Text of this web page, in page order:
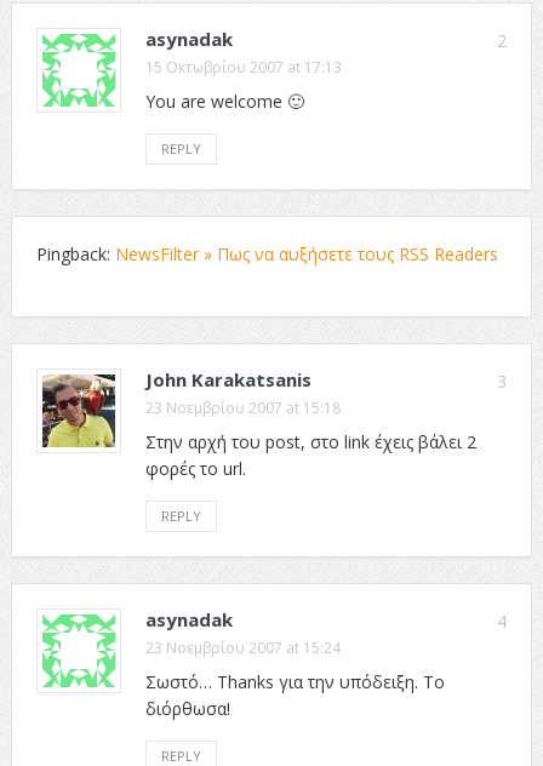
2
asynadak
15 Οκτωβρίου 2007 at 17:13
You are welcome 🙂
REPLY
Pingback: NewsFilter » Πως να αυξήσετε τους RSS Readers
3
John Karakatsanis
23 Νοεμβρίου 2007 at 15:18
Στην αρχή του post, στο link έχεις βάλει 2
φορές το url.
REPLY
4
asynadak
23 Νοεμβρίου 2007 at 15:24
Σωστό… Thanks για την υπόδειξη. Το
διόρθωσα!
REPLY